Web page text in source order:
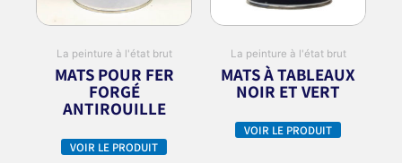
La peinture à l'état brut
MATS POUR FER
FORGÉ
ANTIROUILLE
VOIR LE PRODUIT
La peinture à l'état brut
MATS À TABLEAUX
NOIR ET VERT
VOIR LE PRODUIT